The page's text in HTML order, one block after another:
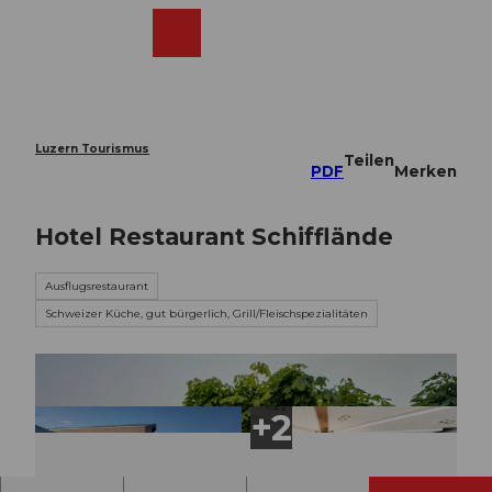
Luzern Tourismus
PDF
Teilen
Merken
Hotel Restaurant Schifflände
Ausflugsrestaurant
Schweizer Küche, gut bürgerlich, Grill/Fleischspezialitäten